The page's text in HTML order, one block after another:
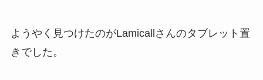
ようやく見つけたのがLamicallさんのタブレット置
きでした。